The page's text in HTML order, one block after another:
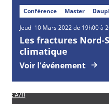
Conférence Master
Jeudi 10 Mars 2022 de 19h00 à
Les fractures Nord-
climatique
Voir l'événement